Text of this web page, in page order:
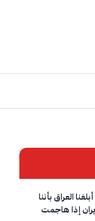
العراق بأننا
إذا هاجمت